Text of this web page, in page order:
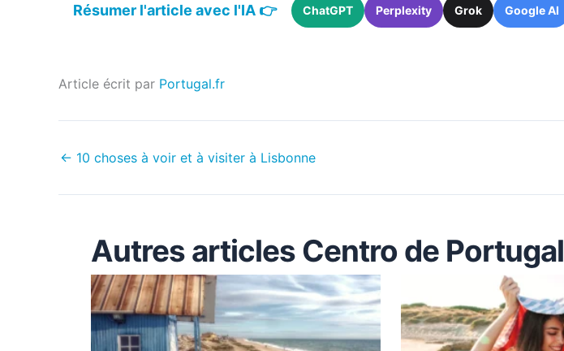
Résumer l'article avec l'IA 👉 ChatGPT Perplexity Grok Google AI
Article écrit par Portugal.fr
← 10 choses à voir et à visiter à Lisbonne
Autres articles Centro de Portugal